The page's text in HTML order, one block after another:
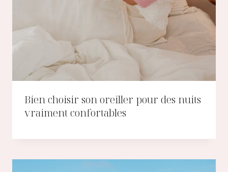
Bien choisir son oreiller pour des nuits
vraiment confortables